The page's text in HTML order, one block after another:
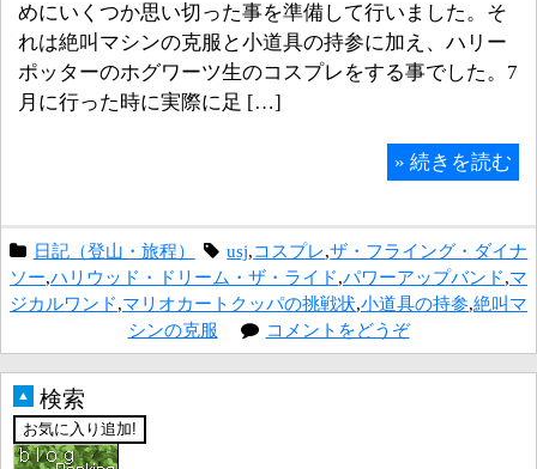
めにいくつか思い切った事を準備して行いました。そ
れは絶叫マシンの克服と小道具の持参に加え、ハリー
ポッターのホグワーツ生のコスプレをする事でした。7
月に行った時に実際に足 […]
» 続きを読む
日記（登山・旅程） usj コスプレ ,ザ・フライング・ダイナ
ソー ハリウッド・ドリーム・ザ・ライド パワーアップバンド マ
ジカルワンド マリオカートクッパの挑戦状 小道具の持参 絶叫マ
シンの克服
コメントをどうぞ
▲ 検索